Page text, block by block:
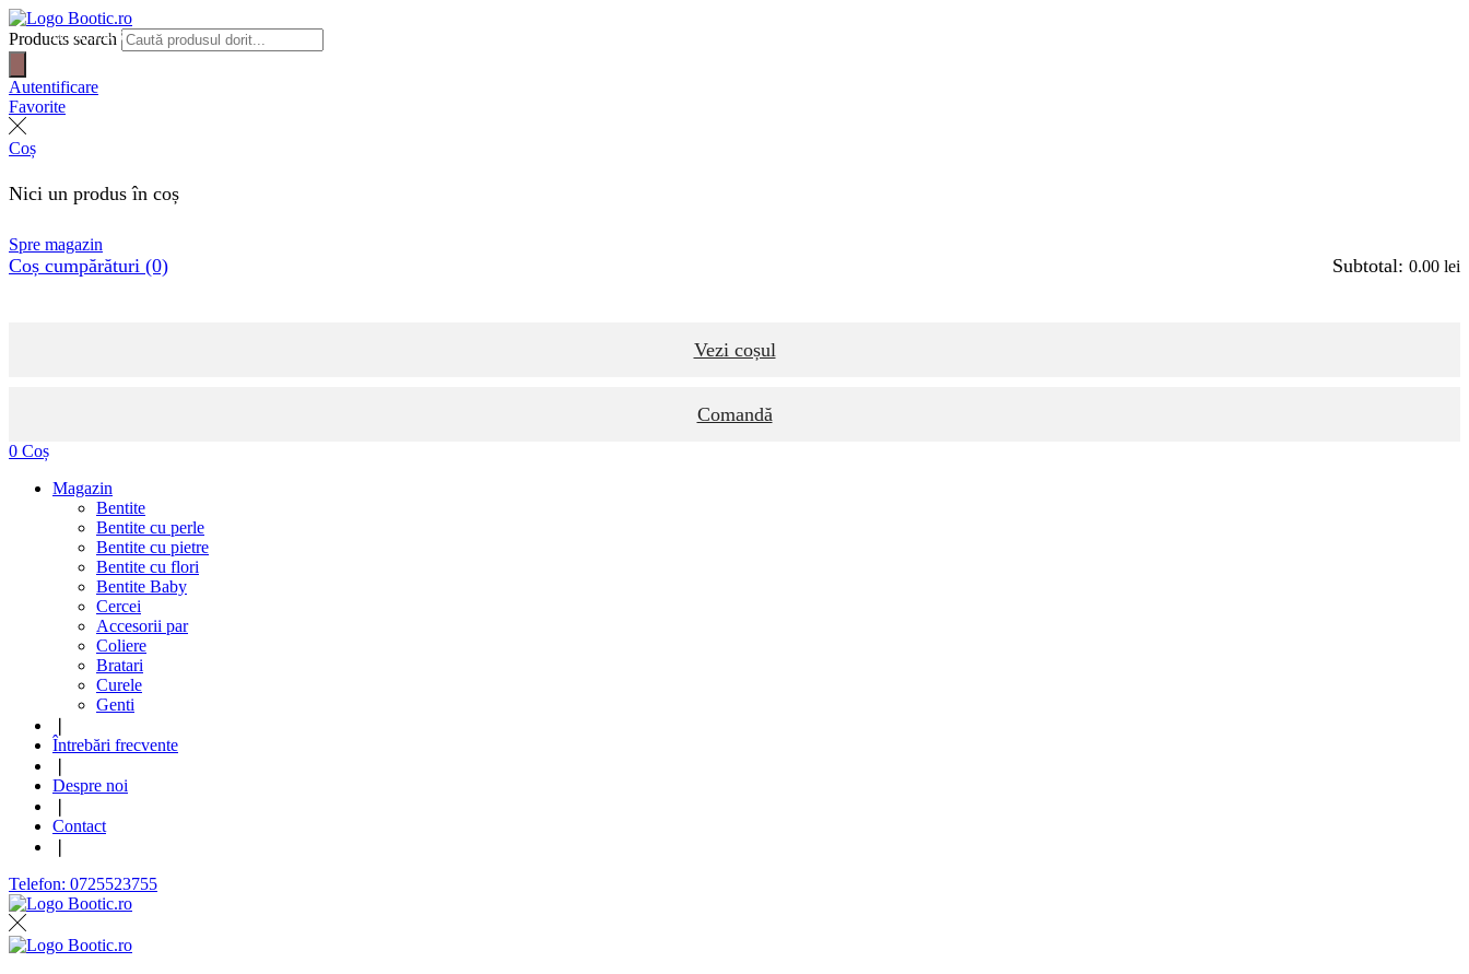
Products search
Autentificare
Favorite
Coș
Nici un produs în coș
Spre magazin
Coș cumpărături (0) Subtotal: 0.00 lei
Vezi coșul
Comandă
0 Coș
Magazin
Bentite
Bentite cu perle
Bentite cu pietre
Bentite cu flori
Bentite Baby
Cercei
Accesorii par
Coliere
Bratari
Curele
Genti
Întrebări frecvente
Despre noi
Contact
Telefon: 0725523755
REDUS34%